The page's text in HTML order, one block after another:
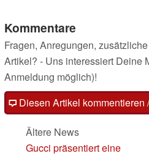
Kommentare
Fragen, Anregungen,
Artikel? - Uns interessiert Deine
Anmeldung möglich)!
Diesen Artikel kommentieren
Ältere News
Gucci präsentiert eine